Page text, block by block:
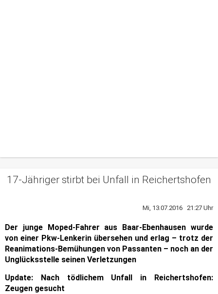
17-Jähriger stirbt bei Unfall in Reichertshofen
Mi, 13.07.2016 21:27 Uhr
Der junge Moped-Fahrer aus Baar-Ebenhausen wurde
von einer Pkw-Lenkerin übersehen und erlag – trotz der
Reanimations-Bemühungen von Passanten – noch an der
Unglücksstelle seinen Verletzungen
Update: Nach tödlichem Unfall in Reichertshofen:
Zeugen gesucht